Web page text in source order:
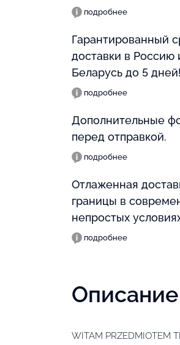
подробнее
Гарантированный
доставки в Россию
Беларусь до 5 дней!
подробнее
Дополнительные
перед отправкой.
подробнее
Отлаженная
границы в
непростых
подробнее
Описание
WITAM PRZEDMIOTEM